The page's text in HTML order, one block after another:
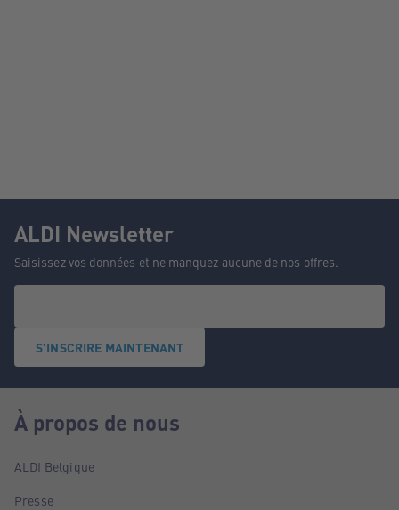
ALDI Newsletter
Saisissez vos données et ne manquez aucune de nos offres.
S'INSCRIRE MAINTENANT
À propos de nous
ALDI Belgique
Presse